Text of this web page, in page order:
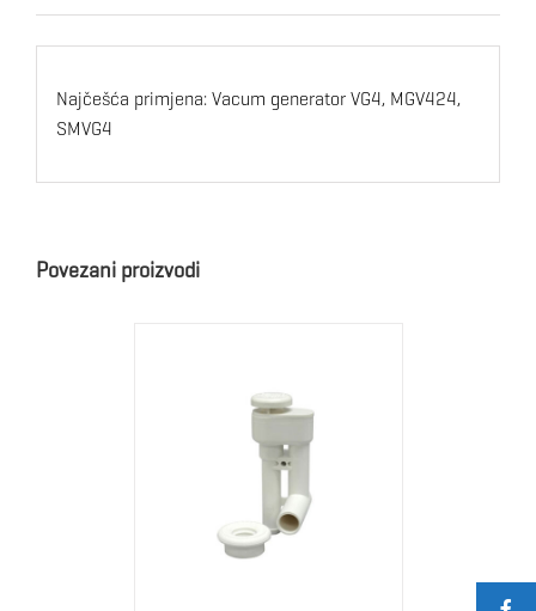
Najčešća primjena: Vacum generator VG4, MGV424,
SMVG4
Povezani proizvodi